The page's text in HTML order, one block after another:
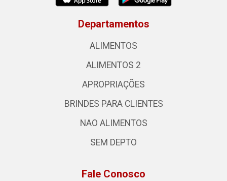
Departamentos
ALIMENTOS
ALIMENTOS 2
APROPRIAÇÕES
BRINDES PARA CLIENTES
NAO ALIMENTOS
SEM DEPTO
Fale Conosco